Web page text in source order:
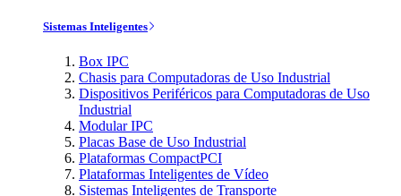
Sistemas Inteligentes
Box IPC
Chasis para Computadoras de Uso Industrial
Dispositivos Periféricos para Computadoras de Uso
Industrial
Modular IPC
Placas Base de Uso Industrial
Plataformas CompactPCI
Plataformas Inteligentes de Vídeo
Sistemas Inteligentes de Transporte